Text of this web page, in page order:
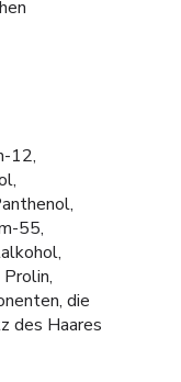
12,
55,
die
des Haares